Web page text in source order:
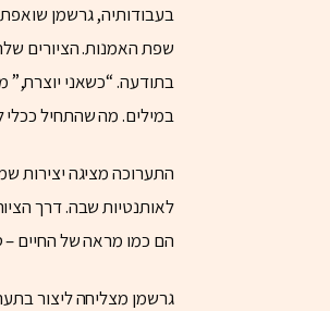
בעבודותיה, גרשמן
שפת האמנות. הציורים
בתודעה. “כשאני יוצרת,”
במילים. מה שהתחיל ככלי
התערוכה מציגה יצירות
לאותנטיות שבה. דרך
הם כמו מראה של החיים
גרשמן מצליחה ליצור